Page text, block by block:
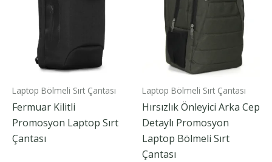
Laptop Bölmeli Sırt Çantası
Fermuar Kilitli
Promosyon Laptop Sırt
Çantası
Laptop Bölmeli Sırt Çantası
Hırsızlık Önleyici Arka Cep
Detaylı Promosyon
Laptop Bölmeli Sırt
Çantası